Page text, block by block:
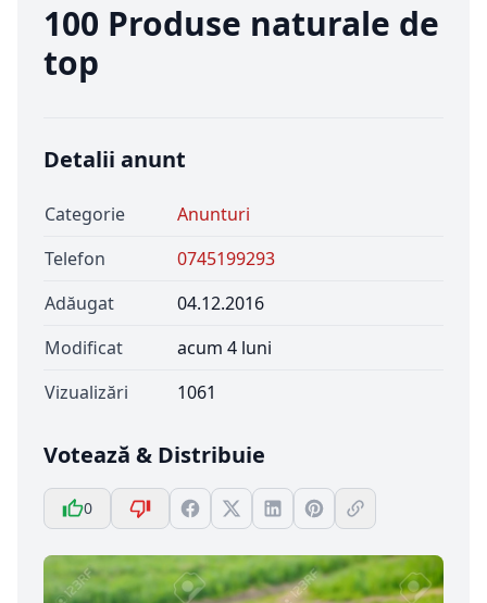
100 Produse naturale de
top
Detalii anunt
Categorie
Anunturi
Telefon
0745199293
Adăugat
04.12.2016
Modificat
acum 4 luni
Vizualizări
1061
Votează & Distribuie
0